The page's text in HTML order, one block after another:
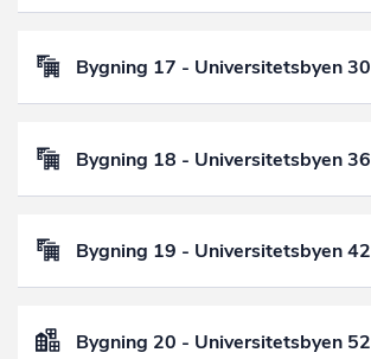
Bygning 17 - Universitetsbyen 30
Bygning 18 - Universitetsbyen 36
Bygning 19 - Universitetsbyen 42
Bygning 20 - Universitetsbyen 52